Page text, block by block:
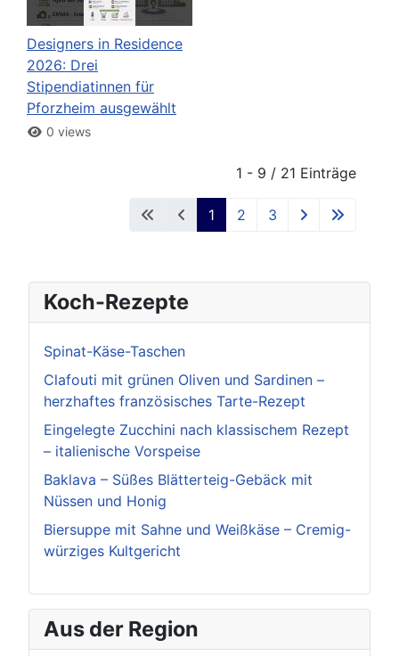
Designers in Residence
2026: Drei
Stipendiatinnen für
Pforzheim ausgewählt
0 views
1 - 9 / 21 Einträge
1 2 3
Koch-Rezepte
Spinat-Käse-Taschen
Clafouti mit grünen Oliven und Sardinen –
herzhaftes französisches Tarte-Rezept
Eingelegte Zucchini nach klassischem Rezept
– italienische Vorspeise
Baklava – Süßes Blätterteig-Gebäck mit
Nüssen und Honig
Biersuppe mit Sahne und Weißkäse – Cremig-
würziges Kultgericht
Aus der Region